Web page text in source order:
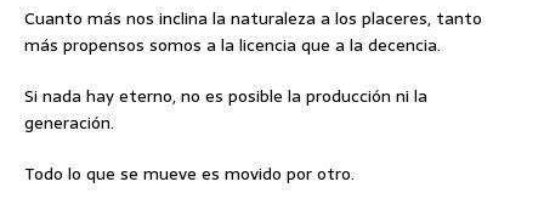
Cuanto más nos inclina la naturaleza a los placeres, tanto
más propensos somos a la licencia que a la decencia.
Si nada hay eterno, no es posible la producción ni la
generación.
Todo lo que se mueve es movido por otro.